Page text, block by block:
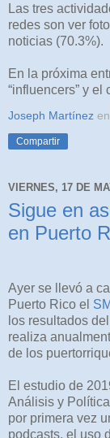
Las tres
redes son ver
noticias (70.3%).
En la próxima
“influencers” y el
Joseph Martínez en
Compartir
VIERNES, 17 DE
Sigue en
en Puerto
Ayer se llevó a
Puerto Rico el
los resultados del
realiza
de los
El estudio de
Análisis y
por primera vez
podcasts, el uso